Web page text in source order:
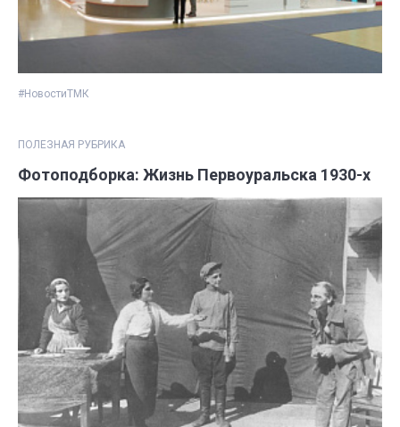
#НовостиТМК
ПОЛЕЗНАЯ РУБРИКА
Фотоподборка: Жизнь Первоуральска 1930-х